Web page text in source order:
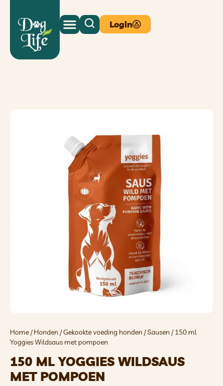
Login
Home /Honden /Gekookte voeding honden /Sausen / 150 ml
Yoggies Wildsaus met pompoen
150 ML YOGGIES WILDSAUS
MET POMPOEN